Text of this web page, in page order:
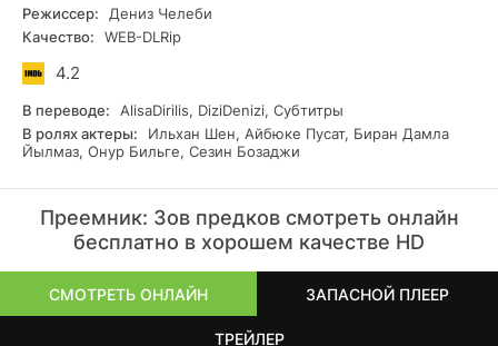
Режиссер:
Дениз Челеби
Качество:
WEB-DLRip
4.2
В переводе:
AlisaDirilis, DiziDenizi, Субтитры
В ролях актеры:
Ильхан Шен, Айбюке Пусат, Биран Дамла
Йылмаз, Онур Бильге, Сезин Бозаджи
Преемник: Зов предков смотреть онлайн
бесплатно в хорошем качестве HD
СМОТРЕТЬ ОНЛАЙН ЗАПАСНОЙ ПЛЕЕР
ТРЕЙЛЕР